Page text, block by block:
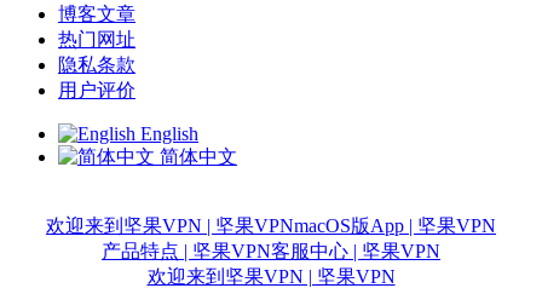
博客文章
热门网址
隐私条款
用户评价
English
简体中文
欢迎来到坚果VPN | 坚果VPNmacOS版App | 坚果VPN
产品特点 | 坚果VPN客服中心 | 坚果VPN
欢迎来到坚果VPN | 坚果VPN